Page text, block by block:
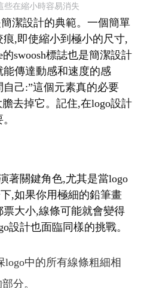
些在縮小時容易消失
潔設計的典範。一個簡單
,即使縮小到極小的尺寸,
swoosh標誌也是簡潔設計
傳達動感和速度的感
己:”這個元素真的必要
去掉它。記住,在logo設計
著關鍵角色,尤其是當logo
,如果你用極細的鉛筆畫
大小,線條可能就會變得
設計也面臨同樣的挑戰。
中的所有線條粗細相
分。